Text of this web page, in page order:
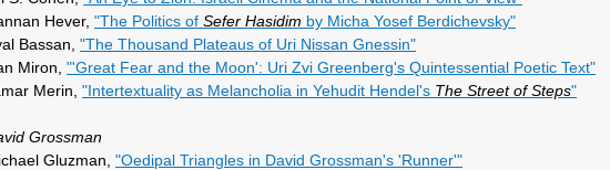
Hever, "The Politics of Sefer Hasidim by Micha Yosef Berdichevsky"
Bassan, "The Thousand Plateaus of Uri Nissan Gnessin"
Miron, "'Great Fear and the Moon': Uri Zvi Greenberg's Quintessential Poetic Text"
Merin, "Intertextuality as Melancholia in Yehudit Hendel's The Street of Steps"
Grossman
Gluzman, "Oedipal Triangles in David Grossman's 'Runner'"